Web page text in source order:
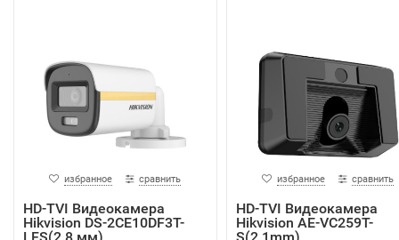
избранное сравнить
HD-TVI Видеокамера
Hikvision DS-2CE10DF3T-
избранное сравнить
HD-TVI Видеокамера
Hikvision AE-VC259T-